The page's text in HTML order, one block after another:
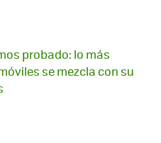
probado: lo más
se mezcla con su